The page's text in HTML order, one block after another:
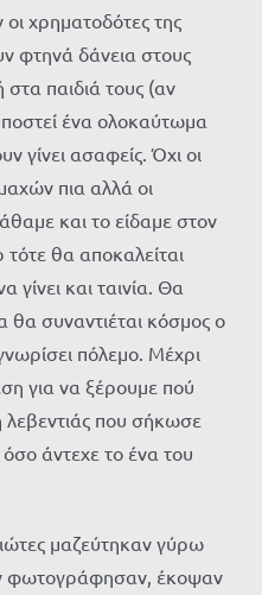
χρηματοδότες της
φτηνά δάνεια στους
στα παιδιά τους (αν
ένα ολοκαύτωμα
γίνει ασαφείς. Όχι οι
πια αλλά οι
και το είδαμε στον
θα αποκαλείται
γίνει και ταινία. Θα
θα συναντιέται κόσμος ο
πόλεμο. Μέχρι
για να ξέρουμε πού
λεβεντιάς που σήκωσε
άντεχε το ένα του
μαζεύτηκαν γύρω
φωτογράφησαν, έκοψαν